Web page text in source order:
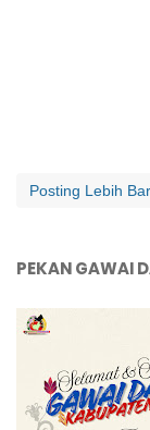
Posting Lebih
PEKAN GAWAI